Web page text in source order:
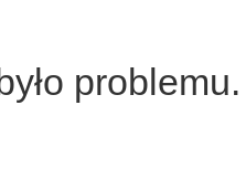
problemu.